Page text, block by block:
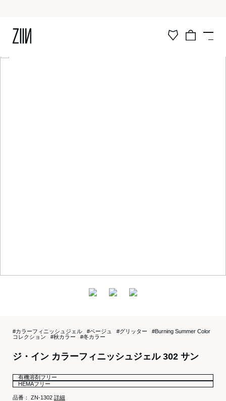
#カラーフィニッシュジェル #ベージュ #グリッター
#Burning Summer Color
コレクション
#秋カラー #冬カラー
ジ・イン カラーフィニッシュジェル 302 サン
有機溶剤フリー
HEMAフリー
品番： ZN-1302 詳細